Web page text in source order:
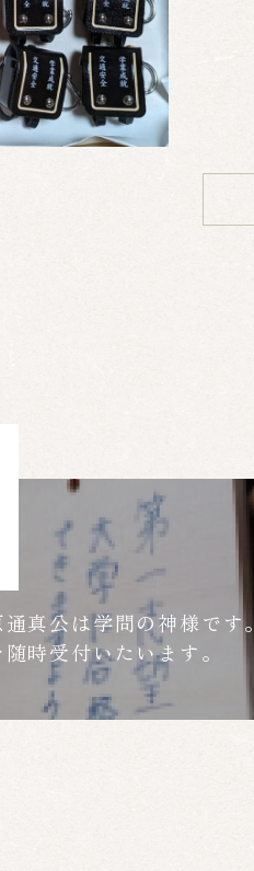
真公は学問の神様です。
時受付いたいます。